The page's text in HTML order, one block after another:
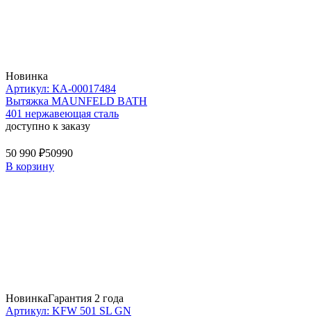
Новинка
Артикул: КА-00017484
Вытяжка MAUNFELD BATH
401 нержавеющая сталь
доступно к заказу
50 990 ₽50990
В корзину
НовинкаГарантия 2 года
Артикул: KFW 501 SL GN